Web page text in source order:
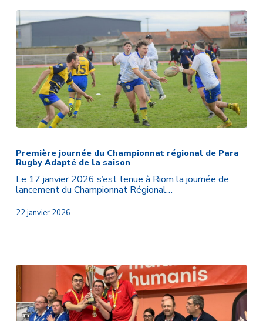
du
Championnat
régional
de
Para
Rugby
Adapté
Première journée du Championnat régional de Para
Rugby Adapté de la saison
Le 17 janvier 2026 s’est tenue à Riom la journée de
lancement du Championnat Régional…
22 janvier 2026